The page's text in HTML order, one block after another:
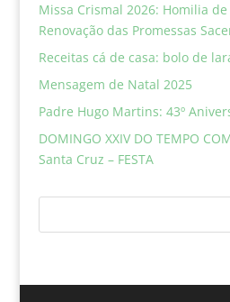
Missa Crismal 2026: Homilia de
Renovação das Promessas
Receitas cá de casa: bolo de
Mensagem de Natal 2025
Padre Hugo Martins: 43º
DOMINGO XXIV DO TEMPO
Santa Cruz – FESTA